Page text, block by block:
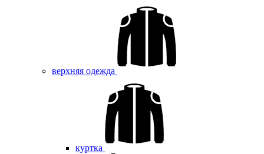
верхняя одежда
куртка